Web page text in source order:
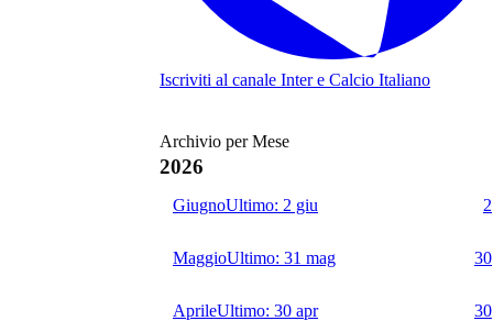
Iscriviti al canale Inter e Calcio Italiano
Archivio per Mese
2026
GiugnoUltimo: 2 giu 2
MaggioUltimo: 31 mag 30
AprileUltimo: 30 apr 30